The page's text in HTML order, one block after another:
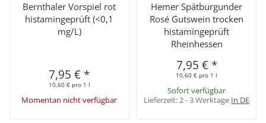
Bernthaler Vorspiel rot
histamingeprüft (<0,1
mg/L)
7,95 € *
10,60 € pro 1 l
Momentan nicht verfügbar
Hemer Spätburgunder
Rosé Gutswein trocken
histamingeprüft
Rheinhessen
7,95 € *
10,60 € pro 1 l
Sofort verfügbar
Lieferzeit:2 - 3 Werktage In DE